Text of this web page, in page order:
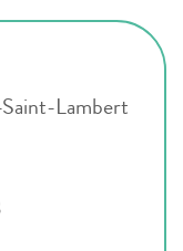
Lambert